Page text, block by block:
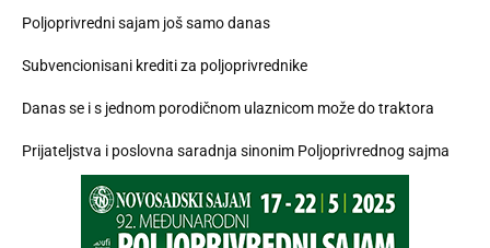
Poljoprivredni sajam još samo danas
Subvencionisani krediti za poljoprivrednike
Danas se i s jednom porodičnom ulaznicom može do traktora
Prijateljstva i poslovna saradnja sinonim Poljoprivrednog sajma